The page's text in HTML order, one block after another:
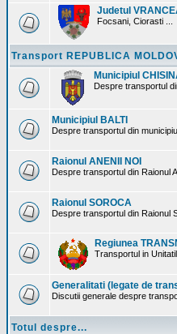
Judetul
Focsani, Ciorasti ...
Transport REPUBLICA
Municipiul
Despre transportul
Municipiul BALTI
Despre transportul din
Raionul ANENII NOI
Despre transportul din Raionul
Raionul SOROCA
Despre transportul din Raionul
Regiunea
Transportul in
Generalitati (legate de
Discutii generale despre
Totul despre...